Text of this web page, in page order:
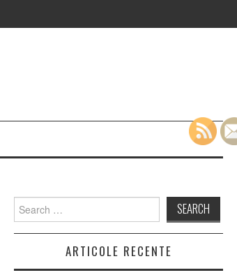
Search
for:
ARTICOLE RECENTE